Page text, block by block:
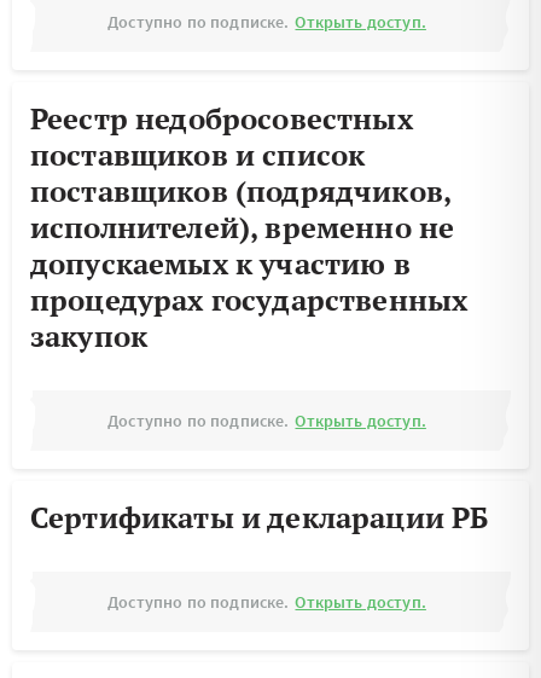
Доступно по подписке. Открыть доступ.
Реестр недобросовестных
поставщиков и список
поставщиков (подрядчиков,
исполнителей), временно не
допускаемых к участию в
процедурах государственных
закупок
Доступно по подписке. Открыть доступ.
Сертификаты и декларации РБ
Доступно по подписке. Открыть доступ.